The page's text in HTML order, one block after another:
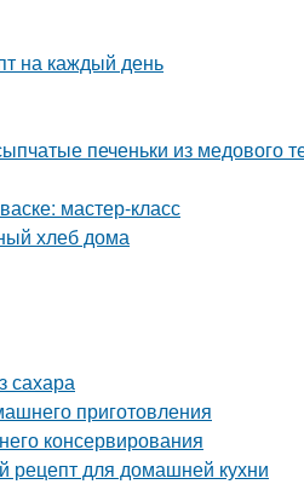
на каждый день
печеньки из медового
мастер-класс
хлеб дома
сахара
приготовления
консервирования
рецепт для домашней кухни